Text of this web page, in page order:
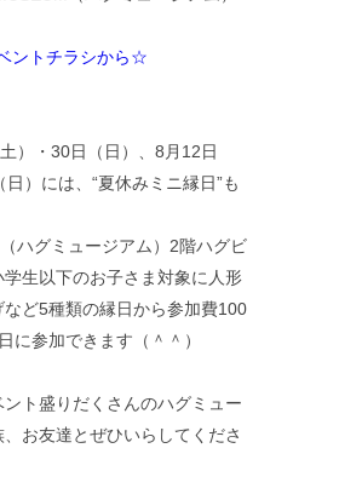
ントチラシから☆
）・30日（日）、8月12日
日）には、“夏休みミニ縁日”も
ハグミュージアム）2階ハグビ
学生以下のお子さま対象に人形
ど5種類の縁日から参加費100
に参加できます（＾＾）
ント盛りだくさんのハグミュー
お友達とぜひいらしてくださ